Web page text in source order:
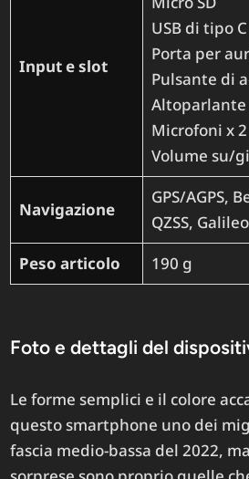
Input e slot
USB di tipo C
Porta per
Pulsante di
Altoparlante
Microfoni x 2
Volume su/
Navigazione
GPS/AGPS,
QZSS, Galileo
Peso articolo
‎190 g
Foto e dettagli del
Le forme semplici e il colore
questo smartphone uno dei
fascia medio-bassa del 2022,